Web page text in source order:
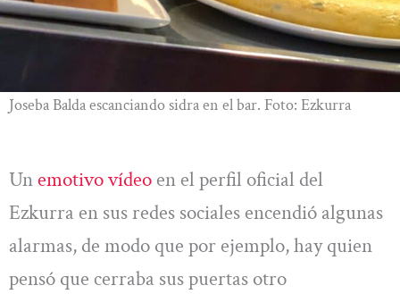
Joseba Balda escanciando sidra en el bar. Foto: Ezkurra
Unemotivo vídeo en el perfil oficial del
Ezkurra en sus redes sociales encendió algunas
alarmas, de modo que por ejemplo, hay quien
pensó que cerraba sus puertas otro